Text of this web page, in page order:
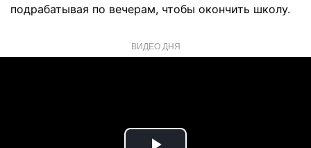
подрабатывая по вечерам, чтобы окончить школу.
ВИДЕО ДНЯ